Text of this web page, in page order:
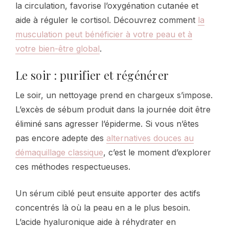
la circulation, favorise l’oxygénation cutanée et
aide à réguler le cortisol. Découvrez comment la
musculation peut bénéficier à votre peau et à
votre bien-être global.
Le soir : purifier et régénérer
Le soir, un nettoyage prend en chargeux s’impose.
L’excès de sébum produit dans la journée doit être
éliminé sans agresser l’épiderme. Si vous n’êtes
pas encore adepte des alternatives douces au
démaquillage classique, c’est le moment d’explorer
ces méthodes respectueuses.
Un sérum ciblé peut ensuite apporter des actifs
concentrés là où la peau en a le plus besoin.
L’acide hyaluronique aide à réhydrater en